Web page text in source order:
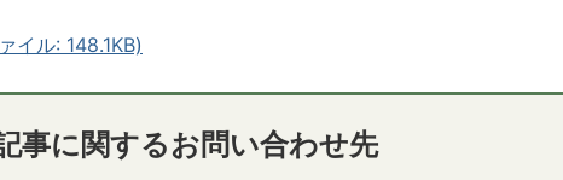
イル: 148.1KB)
事に関するお問い合わせ先